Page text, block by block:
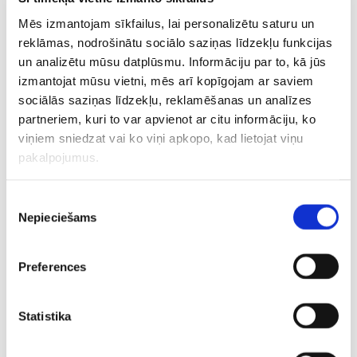
Mēs izmantojam sīkfailus, lai personalizētu saturu un
reklāmas, nodrošinātu sociālo saziņas līdzekļu funkcijas
un analizētu mūsu datplūsmu. Informāciju par to, kā jūs
izmantojat mūsu vietni, mēs arī kopīgojam ar saviem
sociālās saziņas līdzekļu, reklamēšanas un analīzes
partneriem, kuri to var apvienot ar citu informāciju, ko
viņiem sniedzat vai ko viņi apkopo, kad lietojat viņu
pakalpojumus.
izvēle
Nepieciešams
Preferences
Statistika
divām katra no četriem groziem komandām. Latvijas
čempione RFS pēc Eiropas spēka otrajā līgā astoņos
mačos izcīnīja vienu uzvaru, divreiz spēlēja neizšķirti un
piedzīvoja piecus zaudējumus. Ar pieciem punktiem RFS
bija 32.vietā 36 komandu konkurencē
Pamatturnīra astoņas labākās komandas nodrošināja
vietas astotdaļfinālā, 9.-24.vietas īpašnieces cīnīsies
formāts UEFA Eiropas līgā tiek izspēlēts pirmo reizi,
fināls Spānijas pilsētā Bilbao notiks maijā.